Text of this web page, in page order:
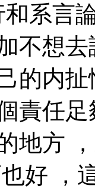
和系言
加不想
内扯
任足
方 
也好